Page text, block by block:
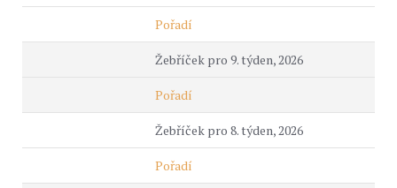
Pořadí
Žebříček pro 9. týden, 2026
Pořadí
Žebříček pro 8. týden, 2026
Pořadí